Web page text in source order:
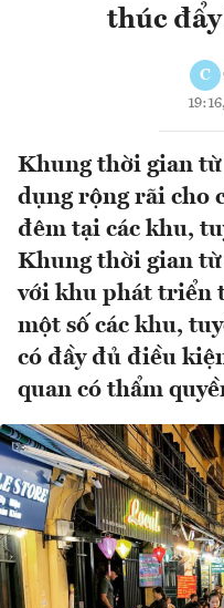
thúc
C
Khung thời gian từ
dụng rộng rãi cho
đêm tại các khu,
Khung thời gian
với khu phát triển
một số các khu,
có đầy đủ điều
quan có thẩm